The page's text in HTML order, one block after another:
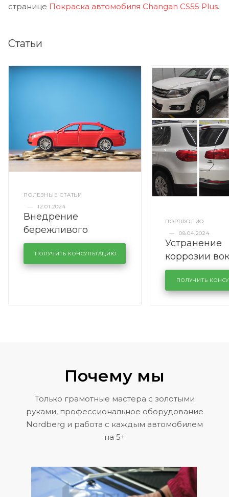
странице Покраска автомобиля Changan CS55 Plus.
Статьи
ПОЛЕЗНЫЕ СТАТЬИ
—
12.01.2024
Внедрение
бережливого
производства в
кузовном сервисе
KUTUZOVV
ПОЛУЧИТЬ КОНСУЛЬТАЦИЮ
ПОРТФОЛИО
—
08.04.2024
Устранение
коррозии
лобового
районе
Volkswagen
ПОЛУЧИТЬ
Почему мы
Только грамотные мастера с золотыми
руками, профессиональное оборудование
Nordberg и работа с каждым автомобилем
на 5+